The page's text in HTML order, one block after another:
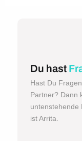
Du hast
Hast Du
Partner? Dann
untenstehende
ist Arrita.